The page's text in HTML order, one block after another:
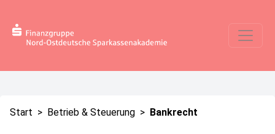
Start > Betrieb & Steuerung > Bankrecht